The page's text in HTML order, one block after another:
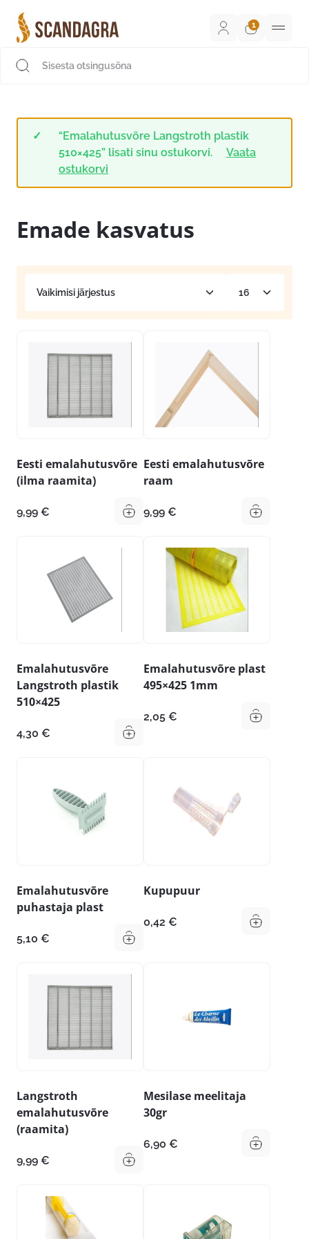
sisu
juurde
“Emalahutusvõre Langstroth plastik
510×425” lisati sinu ostukorvi.
Vaata
ostukorvi
Emade kasvatus
Eesti emalahutusvõre
(ilma raamita)
9,99 €
Eesti emalahutusvõre
raam
9,99 €
Emalahutusvõre
Langstroth plastik
510×425
4,30 €
Emalahutusvõre plast
495×425 1mm
2,05 €
Emalahutusvõre
puhastaja plast
5,10 €
Kupupuur
0,42 €
Langstroth
emalahutusvõre
(raamita)
9,99 €
Mesilase meelitaja
30gr
6,90 €